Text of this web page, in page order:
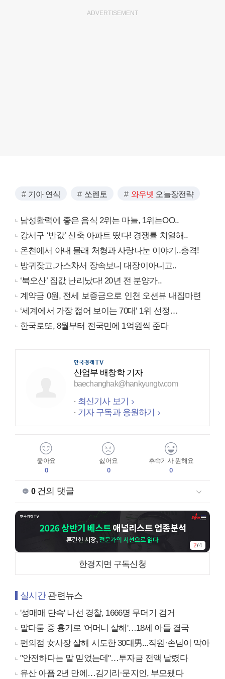
ADVERTISEMENT
기아 연식 쏘렌토 와우넷 오늘장전략
남성활력에 좋은 음식 2위는 마늘, 1위는OO..
강서구 ‘반값’ 신축 아파트 떴다! 경쟁률 치열해..
온천에서 아내 몰래 처형과 사랑나눈 이야기..충격!
방귀잦고,가스차서 장속보니 대장이아니고..
‘북오산’ 집값 난리났다! 20년 전 분양가..
계약금 0원, 전세 보증금으로 인천 오션뷰 내집마련
‘세계에서 가장 젊어 보이는 70대’ 1위 선정…
한국로또, 8월부터 전국민에 1억원씩 준다
산업부 배창학 기자
baechanghak@hankyungtv.com
최신기사 보기
기자 구독과 응원하기
좋아요
0
싫어요
0
후속기사 원해요
0
0건의 댓글
2/4
한경지면 구독신청
실시간관련뉴스
'성매매 단속' 나선 경찰, 1666명 무더기 검거
말다툼 중 흉기로 '어머니 살해'…18세 아들 결국
편의점 女사장 살해 시도한 30대男...직원·손님이 막아
"안전하다는 말 믿었는데"…투자금 전액 날렸다
유산 아픔 2년 만에…김기리·문지인, 부모됐다